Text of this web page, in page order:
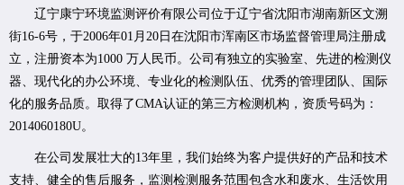
辽宁康宁环境监测评价有限公司位于辽宁省沈阳市湖南新区文溯
街16-6号，于2006年01月20日在沈阳市浑南区市场监督管理局注册成
立，注册资本为1000 万人民币。公司有独立的实验室、先进的检测仪
器、现代化的办公环境、专业化的检测队伍、优秀的管理团队、国际
化的服务品质。取得了CMA认证的第三方检测机构，资质号码为：
2014060180U。
在公司发展壮大的13年里，我们始终为客户提供好的产品和技术
支持、健全的售后服务，监测检测服务范围包含水和废水、生活饮用